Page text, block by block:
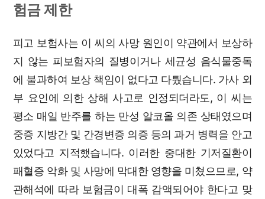
험금 제한
피고 보험사는 이 씨의 사망 원인이 약관에서 보상하
지 않는 피보험자의 질병이거나 세균성 음식물중독
에 불과하여 보상 책임이 없다고 다퉜습니다. 가사 외
부 요인에 의한 상해 사고로 인정되더라도, 이 씨는
평소 매일 반주를 하는 만성 알코올 의존 상태였으며
중증 지방간 및 간경변증 의증 등의 과거 병력을 안고
있었다고 지적했습니다. 이러한 중대한 기저질환이
패혈증 악화 및 사망에 막대한 영향을 미쳤으므로, 약
관해석에 따라 보험금이 대폭 감액되어야 한다고 맞